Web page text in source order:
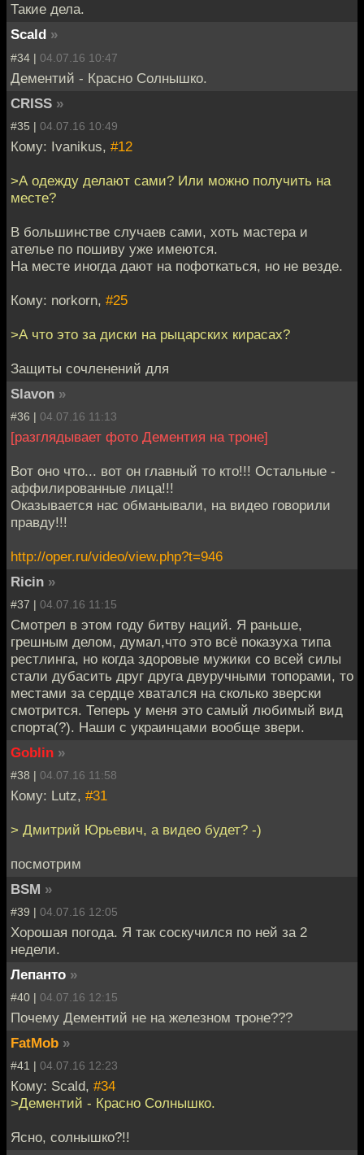
Такие дела.
Scald »
#34 | 04.07.16 10:47
Дементий - Красно Солнышко.
CRISS »
#35 | 04.07.16 10:49
Кому: Ivanikus, #12
>А одежду делают сами? Или можно получить на
месте?
В большинстве случаев сами, хоть мастера и
ателье по пошиву уже имеются.
На месте иногда дают на пофоткаться, но не везде.
Кому: norkorn, #25
>А что это за диски на рыцарских кирасах?
Защиты сочленений для
Slavon »
#36 | 04.07.16 11:13
[разглядывает фото Дементия на троне]
Вот оно что... вот он главный то кто!!! Остальные -
аффилированные лица!!!
Оказывается нас обманывали, на видео говорили
правду!!!
http://oper.ru/video/view.php?t=946
Ricin »
#37 | 04.07.16 11:15
Смотрел в этом году битву наций. Я раньше,
грешным делом, думал,что это всё показуха типа
рестлинга, но когда здоровые мужики со всей силы
стали дубасить друг друга двуручными топорами, то
местами за сердце хватался на сколько зверски
смотрится. Теперь у меня это самый любимый вид
спорта(?). Наши с украинцами вообще звери.
Goblin »
#38 | 04.07.16 11:58
Кому: Lutz, #31
> Дмитрий Юрьевич, а видео будет? -)
посмотрим
BSM »
#39 | 04.07.16 12:05
Хорошая погода. Я так соскучился по ней за 2
недели.
Лепанто »
#40 | 04.07.16 12:15
Почему Дементий не на железном троне???
FatMob »
#41 | 04.07.16 12:23
Кому: Scald, #34
>Дементий - Красно Солнышко.
Ясно, солнышко?!!